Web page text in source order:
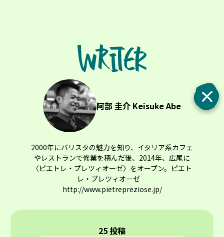
阿部 圭介 Keisuke Abe
2000年にバリスタの魅力を知り、イタリア系カフェ
やレストランで修業を積んだ後、2014年、広尾に
〈ピエトレ・プレツィオーゼ〉をオープン。ピエト
レ・プレツィオーゼ
http://www.pietrepreziose.jp/
25 投稿